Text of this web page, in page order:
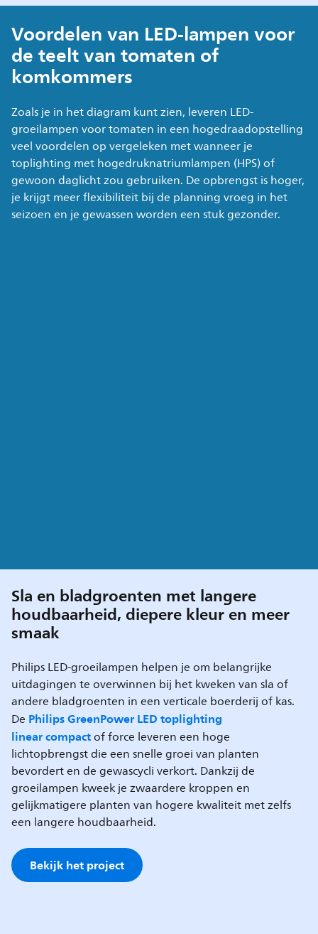
Voordelen van LED-lampen voor
de teelt van tomaten of
komkommers
Zoals je in het diagram kunt zien, leveren LED-
groeilampen voor tomaten in een hogedraadopstelling
veel voordelen op vergeleken met wanneer je
toplighting met hogedruknatriumlampen (HPS) of
gewoon daglicht zou gebruiken. De opbrengst is hoger,
je krijgt meer flexibiliteit bij de planning vroeg in het
seizoen en je gewassen worden een stuk gezonder.
Sla en bladgroenten met langere
houdbaarheid, diepere kleur en meer
smaak
Philips LED-groeilampen helpen je om belangrijke
uitdagingen te overwinnen bij het kweken van sla of
andere bladgroenten in een verticale boerderij of kas.
De Philips GreenPower LED toplighting
linearcompactof force leveren een hoge
lichtopbrengst die een snelle groei van planten
bevordert en de gewascycli verkort. Dankzij de
groeilampen kweek je zwaardere kroppen en
gelijkmatigere planten van hogere kwaliteit met zelfs
een langere houdbaarheid.
Bekijk het project